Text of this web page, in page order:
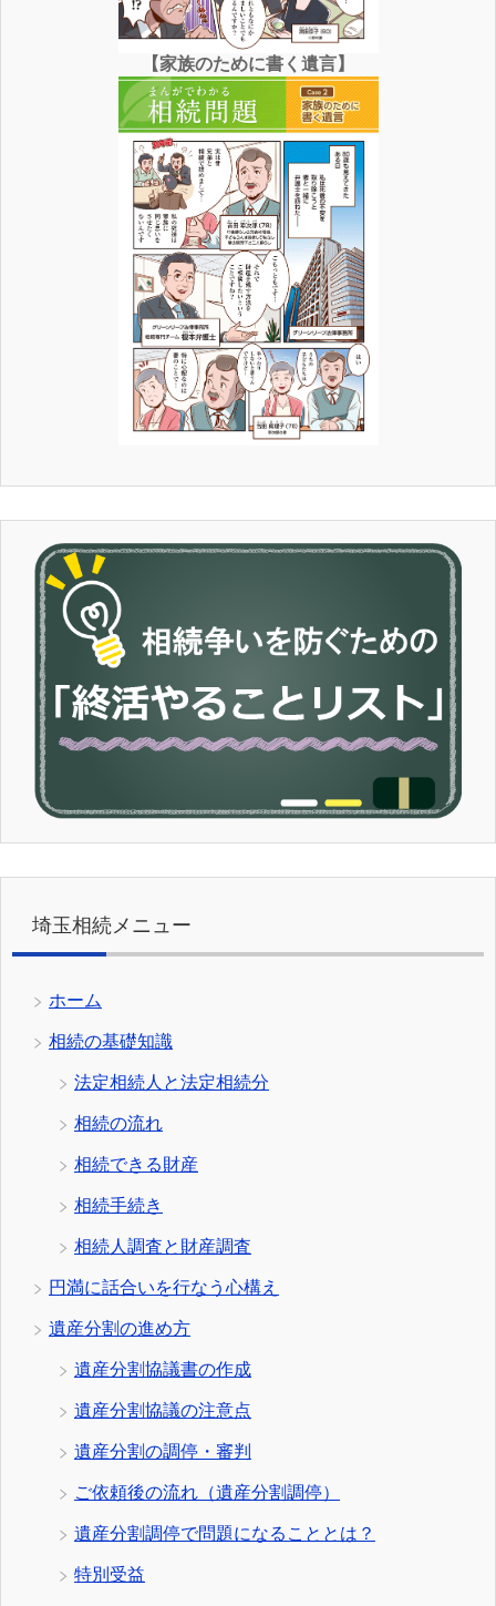
【家族のために書く遺言】
埼玉相続メニュー
ホーム
相続の基礎知識
法定相続人と法定相続分
相続の流れ
相続できる財産
相続手続き
相続人調査と財産調査
円満に話合いを行なう心構え
遺産分割の進め方
遺産分割協議書の作成
遺産分割協議の注意点
遺産分割の調停・審判
ご依頼後の流れ（遺産分割調停）
遺産分割調停で問題になることとは？
特別受益